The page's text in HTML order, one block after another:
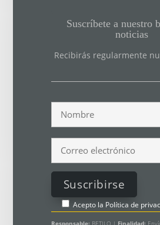
Suscríbete a nuestro
noticias
Recibirás regularmente
Acepto la Política de
Responsable: BETILO | Finalidad: